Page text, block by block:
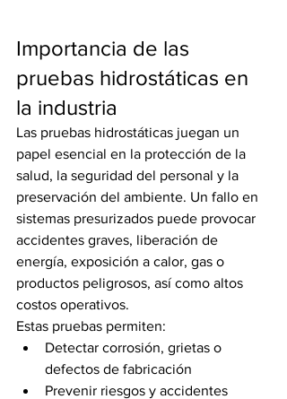
Importancia de las
pruebas hidrostáticas en
la industria
Las pruebas hidrostáticas juegan un
papel esencial en la protección de la
salud, la seguridad del personal y la
preservación del ambiente. Un fallo en
sistemas presurizados puede provocar
accidentes graves, liberación de
energía, exposición a calor, gas o
productos peligrosos, así como altos
costos operativos.
Estas pruebas permiten:
Detectar corrosión, grietas o
defectos de fabricación
Prevenir riesgos y accidentes